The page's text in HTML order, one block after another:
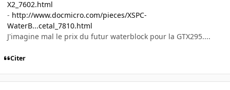
X2_7602.html
- http://www.docmicro.com/pieces/XSPC-
WaterB...cetal_7810.html
J'imagine mal le prix du futur waterblock pour la GTX295....
Citer